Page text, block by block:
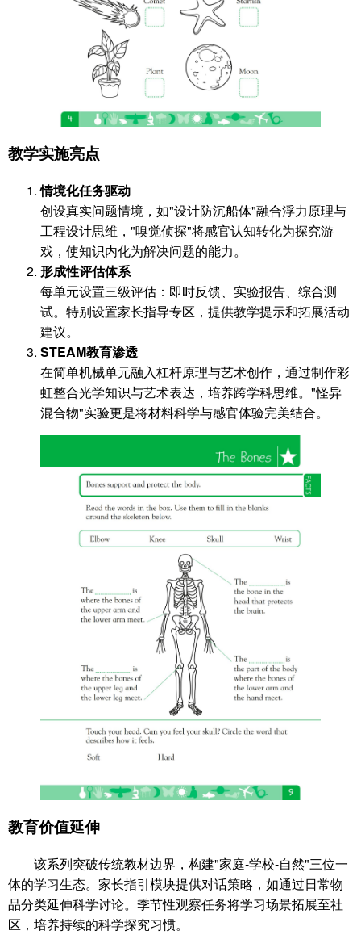
教学实施亮点
情境化任务驱动
创设真实问题情境，如"设计防沉船体"融合浮力原理与
工程设计思维，"嗅觉侦探"将感官认知转化为探究游
戏，使知识内化为解决问题的能力。
形成性评估体系
每单元设置三级评估：即时反馈、实验报告、综合测
试。特别设置家长指导专区，提供教学提示和拓展活动
建议。
STEAM教育渗透
在简单机械单元融入杠杆原理与艺术创作，通过制作彩
虹整合光学知识与艺术表达，培养跨学科思维。"怪异
混合物"实验更是将材料科学与感官体验完美结合。
教育价值延伸
该系列突破传统教材边界，构建"家庭-学校-自然"三位一
体的学习生态。家长指引模块提供对话策略，如通过日常物
品分类延伸科学讨论。季节性观察任务将学习场景拓展至社
区，培养持续的科学探究习惯。